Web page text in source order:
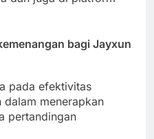
bagi Jayxun
pada efektivitas
dalam menerapkan
pertandingan